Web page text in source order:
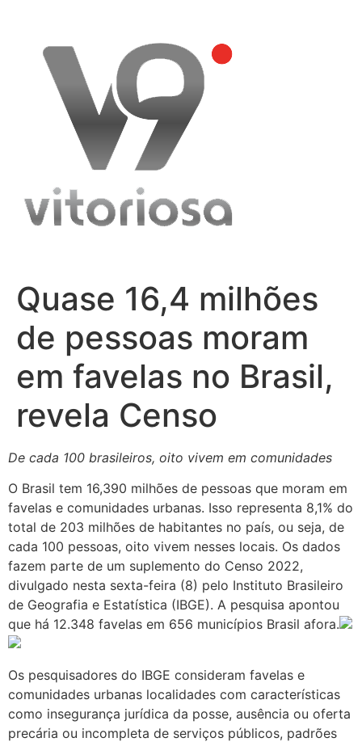
content
Quase 16,4 milhões
de pessoas moram
em favelas no Brasil,
revela Censo
De cada 100 brasileiros, oito vivem em comunidades
O Brasil tem 16,390 milhões de pessoas que moram em
favelas e comunidades urbanas. Isso representa 8,1% do
total de 203 milhões de habitantes no país, ou seja, de
cada 100 pessoas, oito vivem nesses locais. Os dados
fazem parte de um suplemento do Censo 2022,
divulgado nesta sexta-feira (8) pelo Instituto Brasileiro
de Geografia e Estatística (IBGE). A pesquisa apontou
que há 12.348 favelas em 656 municípios Brasil afora.
Os pesquisadores do IBGE consideram favelas e
comunidades urbanas localidades com características
como insegurança jurídica da posse, ausência ou oferta
precária ou incompleta de serviços públicos, padrões